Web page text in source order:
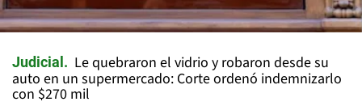
Judicial
Le quebraron el vidrio y robaron desde su
auto en un supermercado: Corte ordenó indemnizarlo
con $270 mil